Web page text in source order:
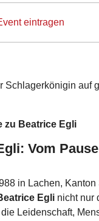
eintragen
Schlagerkönigin auf
zu Beatrice Egli
Vom
in Lachen, Kanton
Egli nicht nur
Leidenschaft,